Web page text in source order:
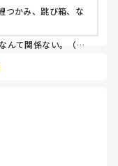
つかみ、跳び箱、な
んて関係ない。（日